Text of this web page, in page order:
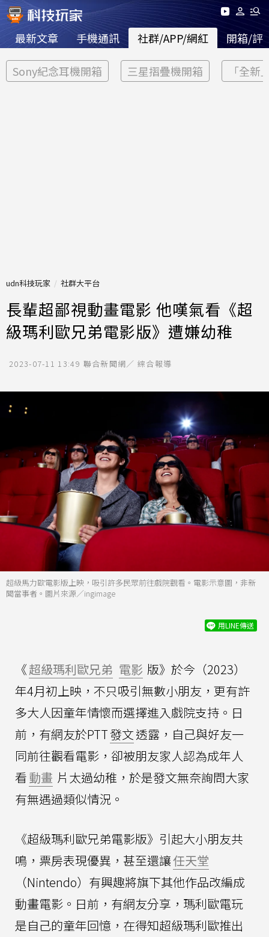
最新文章 手機通訊 社群/APP/網紅 開箱/評
Sony紀念耳機開箱 三星摺疊機開箱 「全新
udn科技玩家 社群大平台
長輩超鄙視動畫電影 他嘆氣看《超
級瑪利歐兄弟電影版》遭嫌幼稚
2023-07-11 13:49 聯合新聞網／ 綜合報導
超級馬力歐電影版上映，吸引許多民眾前往戲院觀看。電影示意圖，非新
聞當事者。圖片來源／ingimage
用LINE傳送
《超級瑪利歐兄弟 電影 版》於今（2023）
年4月初上映，不只吸引無數小朋友，更有許
多大人因童年情懷而選擇進入戲院支持。日
前，有網友於PTT發文透露，自己與好友一
同前往觀看電影，卻被朋友家人認為成年人
看動畫 片太過幼稚，於是發文無奈詢問大家
有無遇過類似情況。
《超級瑪利歐兄弟電影版》引起大小朋友共
鳴，票房表現優異，甚至還讓任天堂
（Nintendo）有興趣將旗下其他作品改編成
動畫電影。日前，有網友分享，瑪利歐電玩
是自己的童年回憶，在得知超級瑪利歐推出